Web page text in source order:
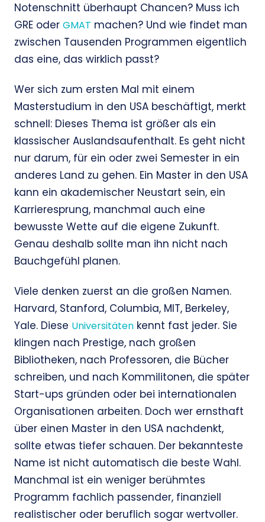
Notenschnitt überhaupt Chancen? Muss ich
GRE oder GMAT machen? Und wie findet man
zwischen Tausenden Programmen eigentlich
das eine, das wirklich passt?
Wer sich zum ersten Mal mit einem
Masterstudium in den USA beschäftigt, merkt
schnell: Dieses Thema ist größer als ein
klassischer Auslandsaufenthalt. Es geht nicht
nur darum, für ein oder zwei Semester in ein
anderes Land zu gehen. Ein Master in den USA
kann ein akademischer Neustart sein, ein
Karrieresprung, manchmal auch eine
bewusste Wette auf die eigene Zukunft.
Genau deshalb sollte man ihn nicht nach
Bauchgefühl planen.
Viele denken zuerst an die großen Namen.
Harvard, Stanford, Columbia, MIT, Berkeley,
Yale. Diese Universitäten kennt fast jeder. Sie
klingen nach Prestige, nach großen
Bibliotheken, nach Professoren, die Bücher
schreiben, und nach Kommilitonen, die später
Start-ups gründen oder bei internationalen
Organisationen arbeiten. Doch wer ernsthaft
über einen Master in den USA nachdenkt,
sollte etwas tiefer schauen. Der bekannteste
Name ist nicht automatisch die beste Wahl.
Manchmal ist ein weniger berühmtes
Programm fachlich passender, finanziell
realistischer oder beruflich sogar wertvoller.